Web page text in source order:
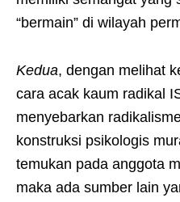
“bermain” di wilayah
Kedua, dengan melihat
cara acak kaum radikal
menyebarkan
konstruksi psikologis
temukan pada anggota
maka ada sumber lain